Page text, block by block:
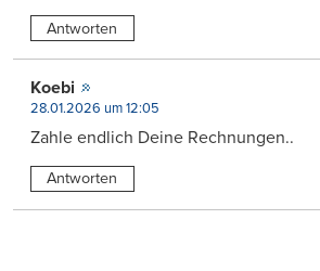
Antworten
Koebi
28.01.2026 um 12:05
Zahle endlich Deine Rechnungen..
Antworten